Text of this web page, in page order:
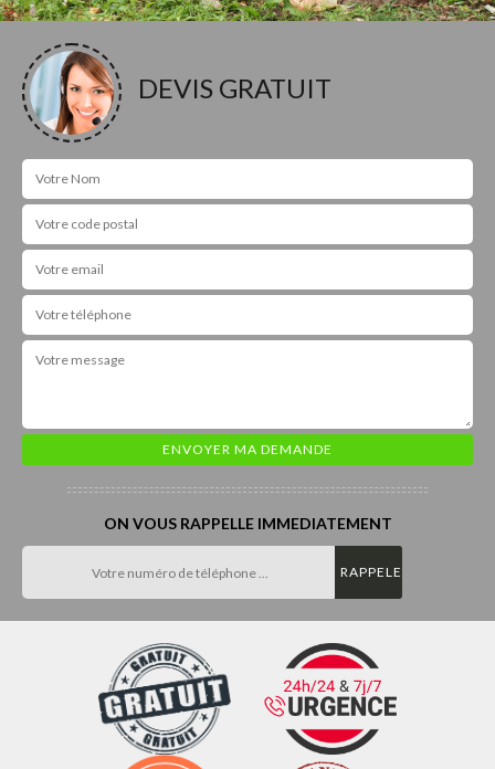
DEVIS GRATUIT
ON VOUS RAPPELLE IMMEDIATEMENT